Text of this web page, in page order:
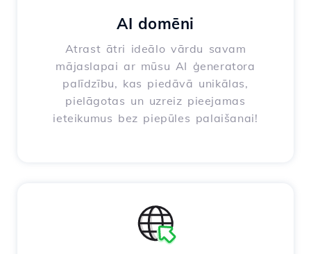
AI domēni
Atrast ātri ideālo vārdu savam
mājaslapai ar mūsu AI ģeneratora
palīdzību, kas piedāvā unikālas,
pielāgotas un uzreiz pieejamas
ieteikumus bez piepūles palaišanai!